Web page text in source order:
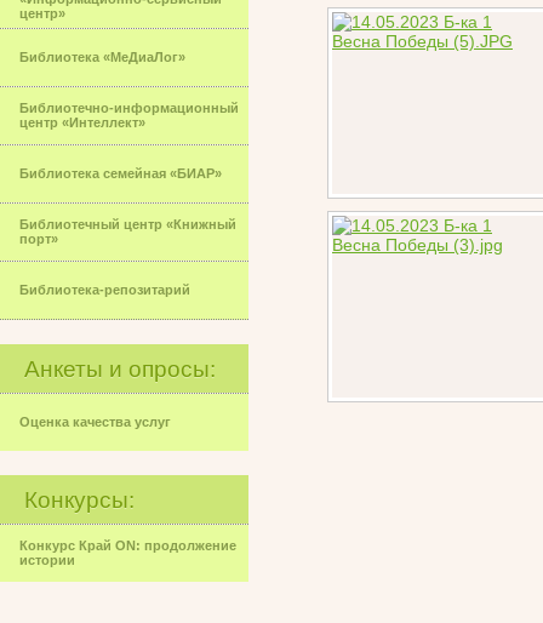
центр»
Библиотека «МеДиаЛог»
Библиотечно-информационный
центр «Интеллект»
Библиотека семейная «БИАР»
Библиотечный центр «Книжный
порт»
Библиотека-репозитарий
Анкеты и опросы:
Оценка качества услуг
Конкурсы:
Конкурс Край ON: продолжение
истории